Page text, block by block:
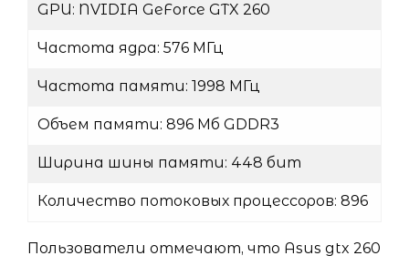
GPU: NVIDIA GeForce GTX 260
Частота ядра: 576 МГц
Частота памяти: 1998 МГц
Объем памяти: 896 Мб GDDR3
Ширина шины памяти: 448 бит
Количество потоковых процессоров: 896
Пользователи отмечают, что Asus gtx 260